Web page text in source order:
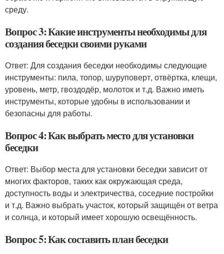
среду.
Вопрос 3: Какие инструменты необходимы для
создания беседки своими руками
Ответ: Для создания беседки необходимы следующие
инструменты: пила, топор, шуруповерт, отвёртка, клещи,
уровень, метр, гвоздодёр, молоток и т.д. Важно иметь
инструменты, которые удобны в использовании и
безопасны для работы.
Вопрос 4: Как выбрать место для установки
беседки
Ответ: Выбор места для установки беседки зависит от
многих факторов, таких как окружающая среда,
доступность воды и электричества, соседние постройки
и т.д. Важно выбрать участок, который защищён от ветра
и солнца, и который имеет хорошую освещённость.
Вопрос 5: Как составить план беседки